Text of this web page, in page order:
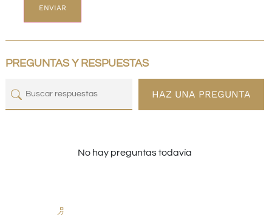
PREGUNTAS Y RESPUESTAS
HAZ UNA PREGUNTA
No hay preguntas todavía